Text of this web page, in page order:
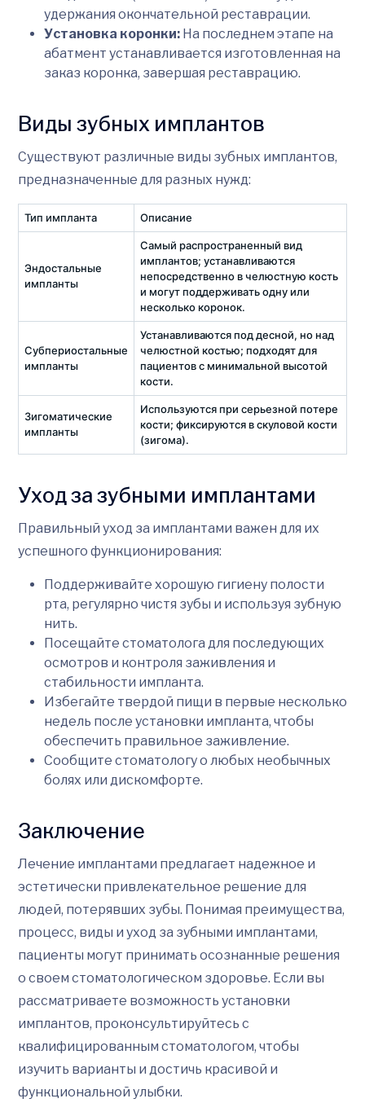
удержания окончательной реставрации.
Установка коронки: На последнем этапе на
абатмент устанавливается изготовленная на
заказ коронка, завершая реставрацию.
Виды зубных имплантов
Существуют различные виды зубных имплантов,
предназначенные для разных нужд:
Тип импланта Описание
Эндостальные
импланты
Самый распространенный вид
имплантов; устанавливаются
непосредственно в челюстную кость
и могут поддерживать одну или
несколько коронок.
Субпериостальные
импланты
Устанавливаются под десной, но над
челюстной костью; подходят для
пациентов с минимальной высотой
кости.
Зигоматические
импланты
Используются при серьезной потере
кости; фиксируются в скуловой кости
(зигома).
Уход за зубными имплантами
Правильный уход за имплантами важен для их
успешного функционирования:
Поддерживайте хорошую гигиену полости
рта, регулярно чистя зубы и используя зубную
нить.
Посещайте стоматолога для последующих
осмотров и контроля заживления и
стабильности импланта.
Избегайте твердой пищи в первые несколько
недель после установки импланта, чтобы
обеспечить правильное заживление.
Сообщите стоматологу о любых необычных
болях или дискомфорте.
Заключение
Лечение имплантами предлагает надежное и
эстетически привлекательное решение для
людей, потерявших зубы. Понимая преимущества,
процесс, виды и уход за зубными имплантами,
пациенты могут принимать осознанные решения
о своем стоматологическом здоровье. Если вы
рассматриваете возможность установки
имплантов, проконсультируйтесь с
квалифицированным стоматологом, чтобы
изучить варианты и достичь красивой и
функциональной улыбки.